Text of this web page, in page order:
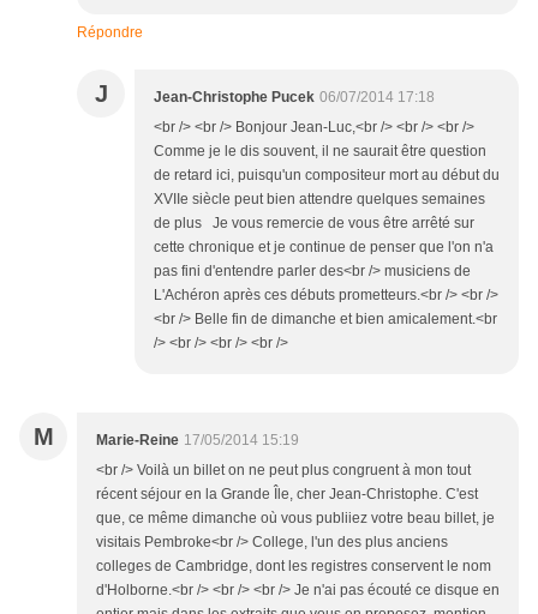
Répondre
J Jean-Christophe Pucek 06/07/2014 17:18
<br /> <br /> Bonjour Jean-Luc,<br /> <br /> <br />
Comme je le dis souvent, il ne saurait être question
de retard ici, puisqu'un compositeur mort au début du
XVIIe siècle peut bien attendre quelques semaines
de plus Je vous remercie de vous être arrêté sur
cette chronique et je continue de penser que l'on n'a
pas fini d'entendre parler des<br /> musiciens de
L'Achéron après ces débuts prometteurs.<br /> <br />
<br /> Belle fin de dimanche et bien amicalement.<br
/> <br /> <br /> <br />
M Marie-Reine 17/05/2014 15:19
<br /> Voilà un billet on ne peut plus congruent à mon tout
récent séjour en la Grande Île, cher Jean-Christophe. C'est
que, ce même dimanche où vous publiiez votre beau billet, je
visitais Pembroke<br /> College, l'un des plus anciens
colleges de Cambridge, dont les registres conservent le nom
d'Holborne.<br /> <br /> <br /> Je n'ai pas écouté ce disque en